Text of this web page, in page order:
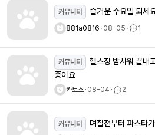
커뮤니티 즐거운 수요일 되세
881a0816ㆍ08-05ㆍ 1
커뮤니티
중이요
카토스ㆍ08-04ㆍ 2
커뮤니티 며칠전부터 파스타